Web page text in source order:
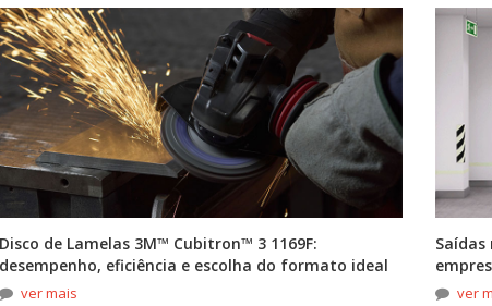
Disco de Lamelas 3M™ Cubitron™ 3 1169F:
desempenho, eficiência e escolha do formato ideal
ver mais ver